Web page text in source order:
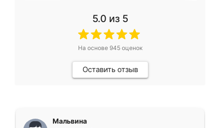
5.0 из 5
На основе 945оценок
Оставить отзыв
Мальвина